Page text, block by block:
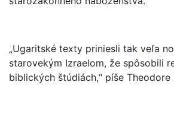
„Ugaritské texty priniesli tak veľa
starovekým Izraelom, že spôsobili
biblických štúdiách,“ píše Theodore